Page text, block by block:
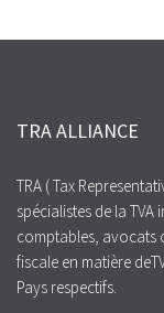
TRA ALLIANCE
TRA ( Tax
spécialistes de la
comptables, avocats
fiscale en matière
Pays respectifs.